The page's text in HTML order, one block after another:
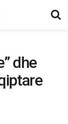
dhe